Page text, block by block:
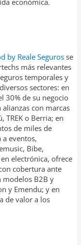
económica.
by Reale Segurosse
más relevantes
temporales y
sectores: en
30% de su negocio
con marcas
TREK o Berria; en
de miles de
a eventos,
Bibe,
electrónica, ofrece
cobertura ante
modelos B2B y
y Emendu; y en
de valor a los